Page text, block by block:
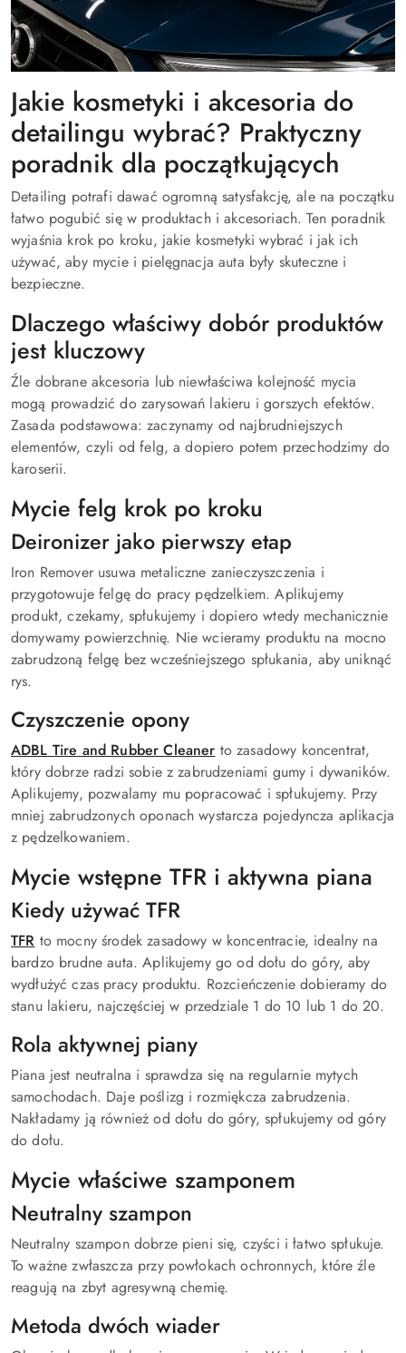
Jakie kosmetyki i akcesoria do
detailingu wybrać? Praktyczny
poradnik dla początkujących
Detailing potrafi dawać ogromną satysfakcję, ale na początku
łatwo pogubić się w produktach i akcesoriach. Ten poradnik
wyjaśnia krok po kroku, jakie kosmetyki wybrać i jak ich
używać, aby mycie i pielęgnacja auta były skuteczne i
bezpieczne.
Dlaczego właściwy dobór produktów
jest kluczowy
Źle dobrane akcesoria lub niewłaściwa kolejność mycia
mogą prowadzić do zarysowań lakieru i gorszych efektów.
Zasada podstawowa: zaczynamy od najbrudniejszych
elementów, czyli od felg, a dopiero potem przechodzimy do
karoserii.
Mycie felg krok po kroku
Deironizer jako pierwszy etap
Iron Remover usuwa metaliczne zanieczyszczenia i
przygotowuje felgę do pracy pędzelkiem. Aplikujemy
produkt, czekamy, spłukujemy i dopiero wtedy mechanicznie
domywamy powierzchnię. Nie wcieramy produktu na mocno
zabrudzoną felgę bez wcześniejszego spłukania, aby uniknąć
rys.
Czyszczenie opony
ADBL Tire and Rubber Cleaner to zasadowy koncentrat,
który dobrze radzi sobie z zabrudzeniami gumy i dywaników.
Aplikujemy, pozwalamy mu popracować i spłukujemy. Przy
mniej zabrudzonych oponach wystarcza pojedyncza aplikacja
z pędzelkowaniem.
Mycie wstępne TFR i aktywna piana
Kiedy używać TFR
TFR to mocny środek zasadowy w koncentracie, idealny na
bardzo brudne auta. Aplikujemy go od dołu do góry, aby
wydłużyć czas pracy produktu. Rozcieńczenie dobieramy do
stanu lakieru, najczęściej w przedziale 1 do 10 lub 1 do 20.
Rola aktywnej piany
Piana jest neutralna i sprawdza się na regularnie mytych
samochodach. Daje poślizg i rozmiękcza zabrudzenia.
Nakładamy ją również od dołu do góry, spłukujemy od góry
do dołu.
Mycie właściwe szamponem
Neutralny szampon
Neutralny szampon dobrze pieni się, czyści i łatwo spłukuje.
To ważne zwłaszcza przy powłokach ochronnych, które źle
reagują na zbyt agresywną chemię.
Metoda dwóch wiader